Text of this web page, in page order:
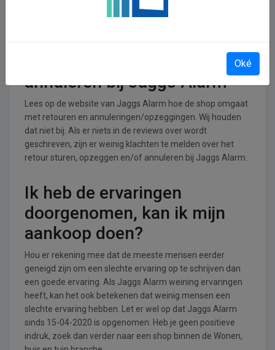
Alarm operationeel
annuleren bij Jaggs Alarm
Lees op de website van Jaggs Alarm hoe de shop omgaat
met retouren en annuleringen/opzeggingen. Wij houden
dat niet bij. Als er niets in de reviews over wordt
geschreven, zijn er weinig klachten te melden over het
retour sturen, opzeggen en/of annuleren bij Jaggs Alarm.
Ik heb de ervaringen
doorgenomen, kan ik mijn
aankoop doen?
Hou er rekening mee dat de meeste mensen eerder
geneigd zijn om een slechte ervaring op te schrijven dan
een goede ervaring. Als Jaggs Alarm weining ervaringen
heeft, kan het ook betekenen dat weinig mensen een
slechte ervaring hebben. Let er wel op dat Jaggs Alarm
sinds 15-04-2020 is opgenomen. Heb je geen positieve
indruk, zoek dan verder naar een shop binnen de Wonen,
Oké